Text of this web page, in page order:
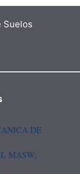
Suelos
DE
MASW,